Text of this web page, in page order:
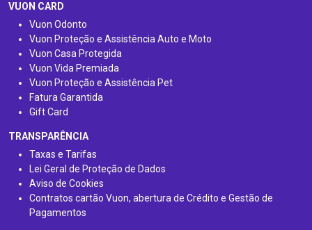
VUON CARD
Vuon Odonto
Vuon Proteção e Assistência Auto e Moto
Vuon Casa Protegida
Vuon Vida Premiada
Vuon Proteção e Assistência Pet
Fatura Garantida
Gift Card
TRANSPARÊNCIA
Taxas e Tarifas
Lei Geral de Proteção de Dados
Aviso de Cookies
Contratos cartão Vuon, abertura de Crédito e Gestão de
Pagamentos